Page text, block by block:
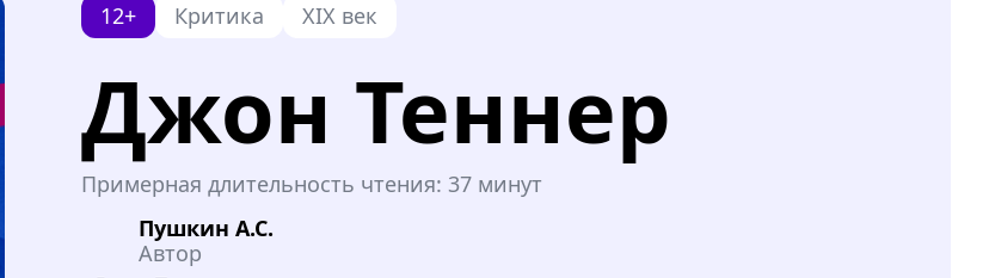
12+ Критика XIX век
Джон Теннер
Примерная длительность чтения: 37 минут
Пушкин А.С.
Автор